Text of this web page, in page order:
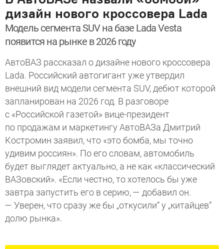
дизайн нового кроссовера Lada
Модель сегмента SUV на базе Lada Vesta
появится на рынке в 2026 году
АвтоВАЗ рассказал о дизайне нового кроссовера
Lada. Российский автогигант уже утвердил
внешний вид модели сегмента SUV, дебют которой
запланирован на 2026 год. В разговоре
с «Российской газетой» вице-президент
по продажам и маркетингу АвтоВАЗа Дмитрий
Костромин заявил, что «это бомба, мы точно
удивим россиян». По его словам, автомобиль
будет выглядет актуально, а не как «классический
ВАЗовский». «Если честно, то хотелось бы уже
завтра запустить его в серию, — добавил он.
— Уверен, что сразу же бы „откусили“ у „китайцев“
долю рынка».